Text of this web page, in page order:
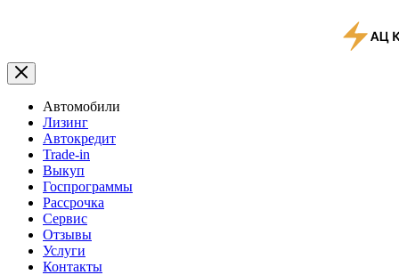
Автомобили
Лизинг
Автокредит
Trade-in
Выкуп
Госпрограммы
Рассрочка
Сервис
Отзывы
Услуги
Контакты